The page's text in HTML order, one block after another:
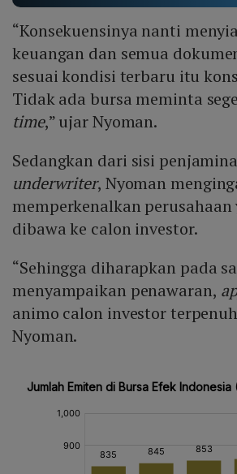
“Konsekuensinya nanti
keuangan dan semua
sesuai kondisi terbaru itu
Tidak ada bursa meminta
time,” ujar Nyoman.
Sedangkan dari sisi
underwriter, Nyoman
memperkenalkan perusahaan
dibawa ke calon investor.
“Sehingga diharapkan pada
menyampaikan penawaran,
animo calon investor
Nyoman.